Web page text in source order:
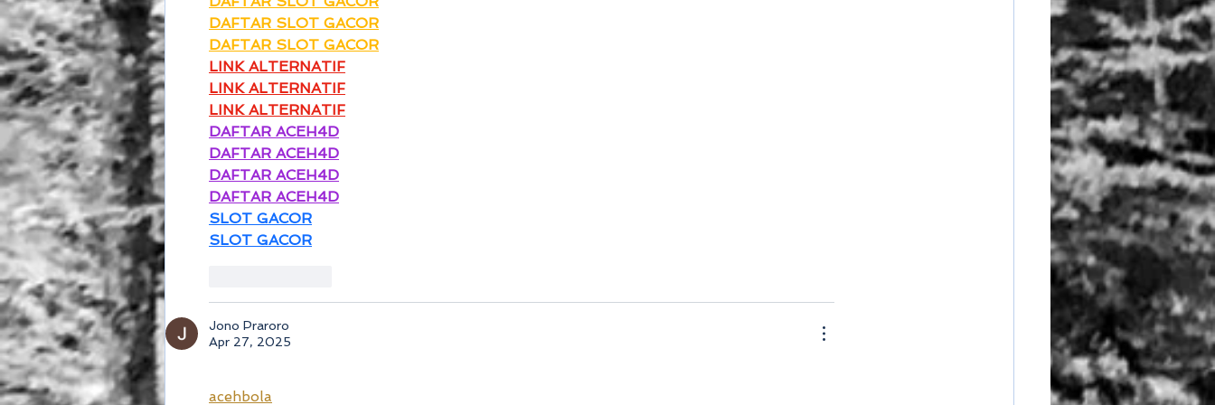
DAFTAR SLOT GACOR
DAFTAR SLOT GACOR
LINK ALTERNATIF
LINK ALTERNATIF
LINK ALTERNATIF
DAFTAR ACEH4D
DAFTAR ACEH4D
DAFTAR ACEH4D
DAFTAR ACEH4D
SLOT GACOR
SLOT GACOR
Jono Praroro
Apr 27, 2025
acehbola